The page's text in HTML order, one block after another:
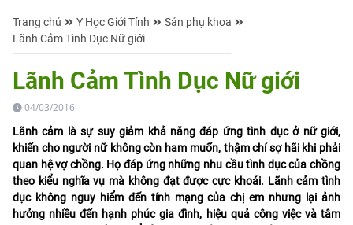
Trang chủ Y Học Giới Tính
Sản phụ khoa
Lãnh Cảm Tình Dục Nữ giới
Lãnh Cảm Tình Dục Nữ giới
04/03/2016
Lãnh cảm là sự suy giảm khả năng đáp ứng tình dục ở nữ giới,
khiến cho người nữ không còn ham muốn, thậm chí sợ hãi khi phải
quan hệ vợ chồng. Họ đáp ứng những nhu cầu tình dục của chồng
theo kiểu nghĩa vụ mà không đạt được cực khoái. Lãnh cảm tình
dục không nguy hiểm đến tính mạng của chị em nhưng lại ảnh
hưởng nhiều đến hạnh phúc gia đình, hiệu quả công việc và tâm